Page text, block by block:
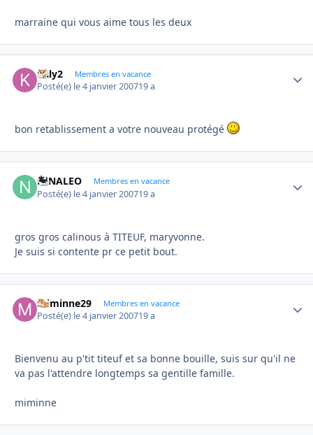
marraine qui vous aime tous les deux
kaly2 Membres en vacance
Posté(e) le 4 janvier 200719 a
bon retablissement a votre nouveau protégé
NINALEO Membres en vacance
Posté(e) le 4 janvier 200719 a
gros gros calinous à TITEUF, maryvonne.
Je suis si contente pr ce petit bout.
miminne29 Membres en vacance
Posté(e) le 4 janvier 200719 a
Bienvenu au p'tit titeuf et sa bonne bouille, suis sur qu'il ne
va pas l'attendre longtemps sa gentille famille.
miminne